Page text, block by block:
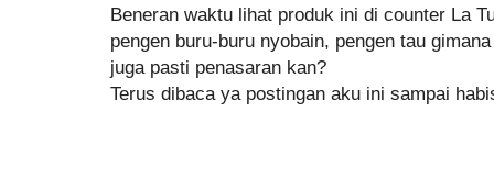
Beneran waktu lihat produk ini di counter La
pengen buru-buru nyobain, pengen tau
juga pasti penasaran kan?
Terus dibaca ya postingan aku ini sampai